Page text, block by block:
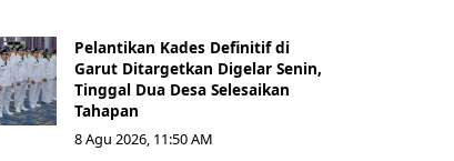
Pelantikan Kades Definitif di
Garut Ditargetkan Digelar Senin,
Tinggal Dua Desa Selesaikan
Tahapan
8 Agu 2026, 11:50 AM